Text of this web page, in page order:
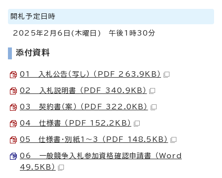
開札予定日時
2025年2月6日(木曜日) 午後1時30分
添付資料
01 入札公告（写し） （PDF 263.9KB）
02 入札説明書 （PDF 340.9KB）
03 契約書（案） （PDF 322.0KB）
04 仕様書 （PDF 152.2KB）
05 仕様書・別紙1～3 （PDF 148.5KB）
06 一般競争入札参加資格確認申請書 （Word
49.5KB）